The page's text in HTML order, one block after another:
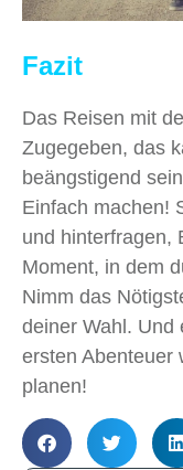
Fazit
Das Reisen mit
Zugegeben, das
beängstigend
Einfach machen!
und hinterfragen,
Moment, in dem
Nimm das
deiner Wahl. Und
ersten Abenteuer
planen!